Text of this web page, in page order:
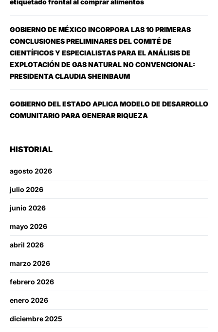
GOBIERNO DE MÉXICO INCORPORA LAS 10 PRIMERAS
CONCLUSIONES PRELIMINARES DEL COMITÉ DE
CIENTÍFICOS Y ESPECIALISTAS PARA EL ANÁLISIS DE
EXPLOTACIÓN DE GAS NATURAL NO CONVENCIONAL:
PRESIDENTA CLAUDIA SHEINBAUM
GOBIERNO DEL ESTADO APLICA MODELO DE DESARROLLO
COMUNITARIO PARA GENERAR RIQUEZA
HISTORIAL
agosto 2026
julio 2026
junio 2026
mayo 2026
abril 2026
marzo 2026
febrero 2026
enero 2026
diciembre 2025